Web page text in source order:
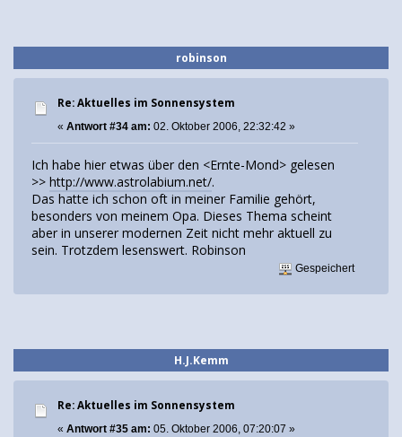
robinson
Re: Aktuelles im Sonnensystem
« Antwort #34 am: 02. Oktober 2006, 22:32:42 »
Ich habe hier etwas über den <Ernte-Mond> gelesen
>> http://www.astrolabium.net/.
Das hatte ich schon oft in meiner Familie gehört,
besonders von meinem Opa. Dieses Thema scheint
aber in unserer modernen Zeit nicht mehr aktuell zu
sein. Trotzdem lesenswert. Robinson
Gespeichert
H.J.Kemm
Re: Aktuelles im Sonnensystem
« Antwort #35 am: 05. Oktober 2006, 07:20:07 »